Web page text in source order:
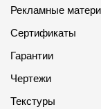
Рекламные
Сертификаты
Гарантии
Чертежи
Текстуры